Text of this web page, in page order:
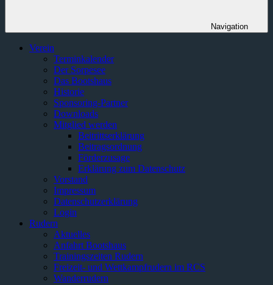
Navigation
Verein
Terminkalender
Der Sorpesee
Das Bootshaus
Historie
Sponsoring-Partner
Downloads
Mitglied werden
Beitrittserklärung
Beitragsordnung
Förderzusage
Erklärung zum Datenschutz
Vorstand
Impressum
Datenschutzerklärung
Login
Rudern
Aktuelles
Anfahrt Bootshaus
Trainingszeiten Rudern
Freizeit- und Wettkampfrudern im RCS
Wanderrudern